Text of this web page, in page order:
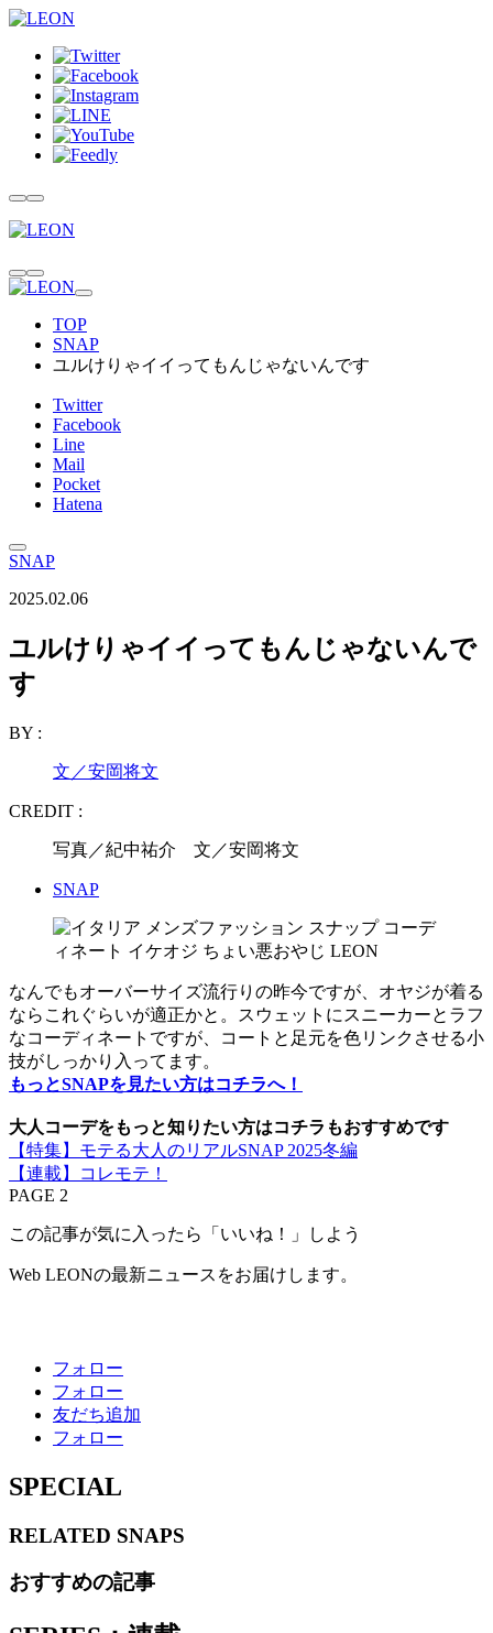
TOP
SNAP
ユルけりゃイイってもんじゃないんです
Twitter
Facebook
Line
Mail
Pocket
Hatena
SNAP
2025.02.06
ユルけりゃイイってもんじゃないんで
す
BY :
文／安岡将文
CREDIT :
写真／紀中祐介 文／安岡将文
SNAP
なんでもオーバーサイズ流行りの昨今ですが、オヤジが着る
ならこれぐらいが適正かと。スウェットにスニーカーとラフ
なコーディネートですが、コートと足元を色リンクさせる小
技がしっかり入ってます。
もっとSNAPを見たい方はコチラへ！
大人コーデをもっと知りたい方はコチラもおすすめです
【特集】モテる大人のリアルSNAP 2025冬編
【連載】コレモテ！
PAGE 2
この記事が気に入ったら「いいね！」しよう
Web LEONの最新ニュースをお届けします。
フォロー
フォロー
友だち追加
フォロー
SPECIAL
RELATED SNAPS
おすすめの記事